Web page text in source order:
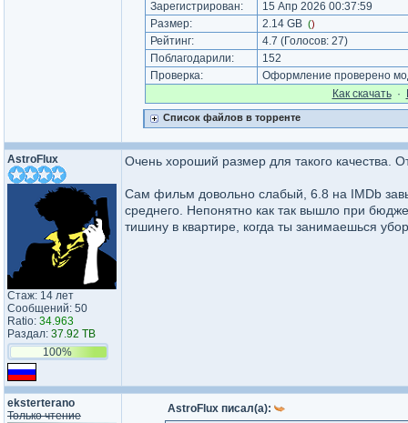
Зарегистрирован:
15 Апр 2026 00:37:59
Размер:
2.14 GB ()
Рейтинг: 4.7 (Голосов: 27)
Поблагодарили:
152
Проверка:
Оформление проверено
Как cкачать·
Список файлов в торренте
AstroFlux
Стаж: 14 лет
Сообщений: 50
Ratio: 34.963
Раздал: 37.92 TB
100%
Очень хороший размер для такого качества.
Сам фильм довольно слабый, 6.8 на IMDb
среднего. Непонятно как так вышло при
тишину в квартире, когда ты занимаешься
eksterterano
Только чтение
AstroFlux писал(а):